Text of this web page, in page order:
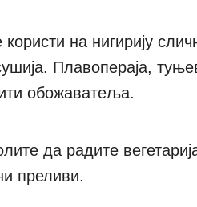
користи на нигирију
сушија. Плавопераја,
обожаватеља.
да радите
преливи.